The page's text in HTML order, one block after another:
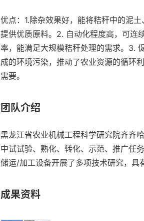
优点：1.除杂效果好，能将秸秆中的泥
提供优质原料。2. 自动化程度高，可连
率，能满足大规模秸秆处理的需求。3.
成的环境污染，推动了农业资源的循环
需要。
团队介绍
黑龙江省农业机械工程科学研究院齐齐
中试试验、熟化、转化、示范、推广任
储运/加工设备开展了多项技术研究，
成果资料